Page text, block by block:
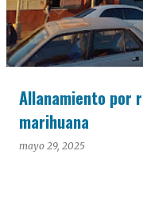
Allanamiento por
marihuana
mayo 29, 2025